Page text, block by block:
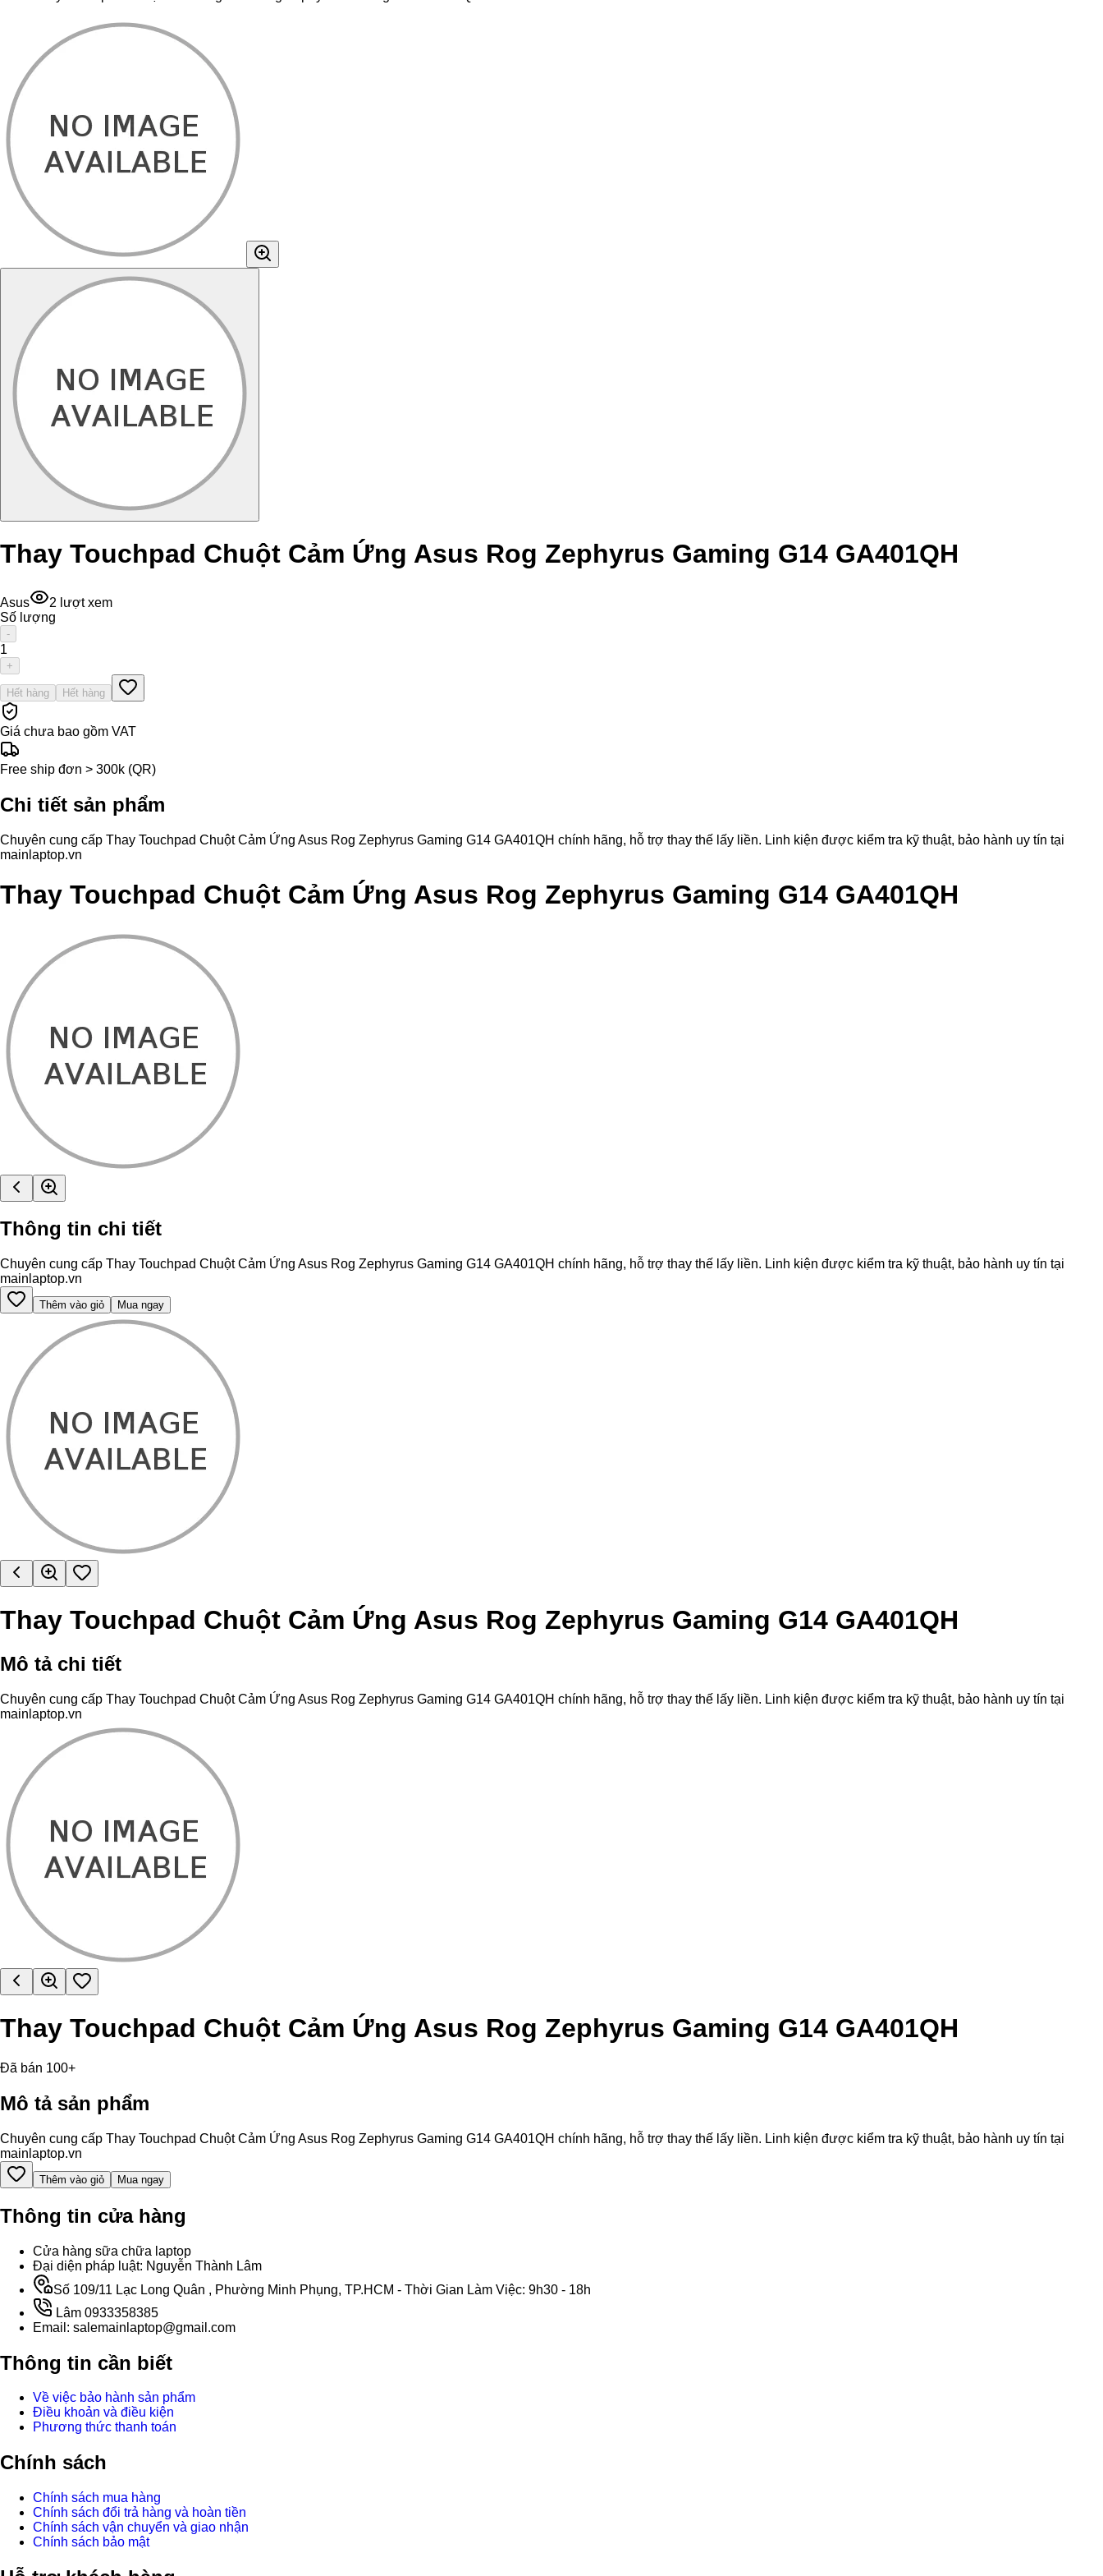
Thay Touchpad Chuột Cảm Ứng Asus Rog Zephyrus Gaming G14 GA401QH
Asus 2 lượt xem
Số lượng
-
1
+
Hết hàng Hết hàng
Giá chưa bao gồm VAT
Free ship đơn > 300k (QR)
Chi tiết sản phẩm
Chuyên cung cấp Thay Touchpad Chuột Cảm Ứng Asus Rog Zephyrus Gaming G14 GA401QH chính hãng, hỗ trợ thay thế lấy liền. Linh kiện được kiểm tra kỹ thuật, bảo hành uy tín tại
mainlaptop.vn
Thay Touchpad Chuột Cảm Ứng Asus Rog Zephyrus Gaming G14 GA401QH
Thông tin chi tiết
Chuyên cung cấp Thay Touchpad Chuột Cảm Ứng Asus Rog Zephyrus Gaming G14 GA401QH chính hãng, hỗ trợ thay thế lấy liền. Linh kiện được kiểm tra kỹ thuật, bảo hành uy tín tại
mainlaptop.vn
Thêm vào giỏ Mua ngay
Thay Touchpad Chuột Cảm Ứng Asus Rog Zephyrus Gaming G14 GA401QH
Mô tả chi tiết
Chuyên cung cấp Thay Touchpad Chuột Cảm Ứng Asus Rog Zephyrus Gaming G14 GA401QH chính hãng, hỗ trợ thay thế lấy liền. Linh kiện được kiểm tra kỹ thuật, bảo hành uy tín tại
mainlaptop.vn
Thay Touchpad Chuột Cảm Ứng Asus Rog Zephyrus Gaming G14 GA401QH
Đã bán 100+
Mô tả sản phẩm
Chuyên cung cấp Thay Touchpad Chuột Cảm Ứng Asus Rog Zephyrus Gaming G14 GA401QH chính hãng, hỗ trợ thay thế lấy liền. Linh kiện được kiểm tra kỹ thuật, bảo hành uy tín tại
mainlaptop.vn
Thêm vào giỏ Mua ngay
Thông tin cửa hàng
Cửa hàng sữa chữa laptop
Đại diện pháp luật: Nguyễn Thành Lâm
Số 109/11 Lạc Long Quân , Phường Minh Phụng, TP.HCM - Thời Gian Làm Việc: 9h30 - 18h
Lâm 0933358385
Email: salemainlaptop@gmail.com
Thông tin cần biết
Về việc bảo hành sản phẩm
Điều khoản và điều kiện
Phương thức thanh toán
Chính sách
Chính sách mua hàng
Chính sách đổi trả hàng và hoàn tiền
Chính sách vận chuyển và giao nhận
Chính sách bảo mật